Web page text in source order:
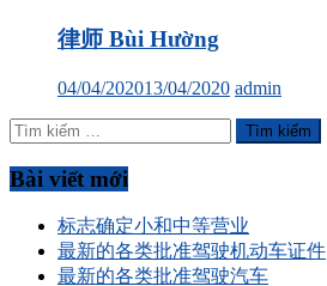
律师 Bùi Hường
04/04/202013/04/2020 admin
Tìm
kiếm
cho:
Bài viết mới
标志确定小和中等营业
最新的各类批准驾驶机动车证件
最新的各类批准驾驶汽车